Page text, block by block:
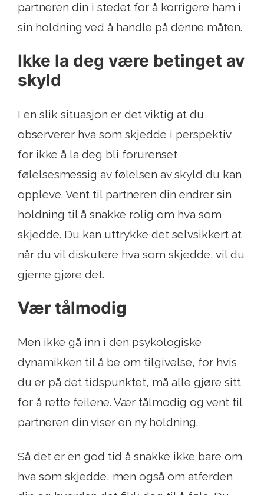
partneren din i stedet for å korrigere ham i
sin holdning ved å handle på denne måten.
Ikke la deg være betinget av
skyld
I en slik situasjon er det viktig at du
observerer hva som skjedde i perspektiv
for ikke å la deg bli forurenset
følelsesmessig av følelsen av skyld du kan
oppleve. Vent til partneren din endrer sin
holdning til å snakke rolig om hva som
skjedde. Du kan uttrykke det selvsikkert at
når du vil diskutere hva som skjedde, vil du
gjerne gjøre det.
Vær tålmodig
Men ikke gå inn i den psykologiske
dynamikken til å be om tilgivelse, for hvis
du er på det tidspunktet, må alle gjøre sitt
for å rette feilene. Vær tålmodig og vent til
partneren din viser en ny holdning.
Så det er en god tid å snakke ikke bare om
hva som skjedde, men også om atferden